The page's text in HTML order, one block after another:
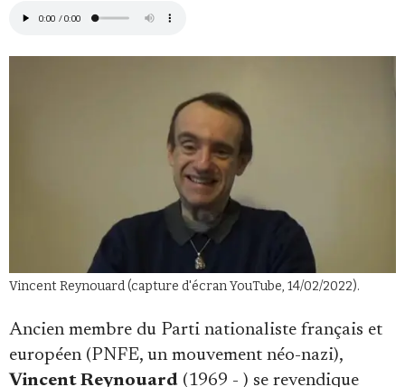
Faire un don
Demander à Vera
Vincent Reynouard (capture d'écran YouTube, 14/02/2022).
Ancien membre du Parti nationaliste français et
européen (PNFE, un mouvement néo-nazi),
Vincent Reynouard (1969 - ) se revendique